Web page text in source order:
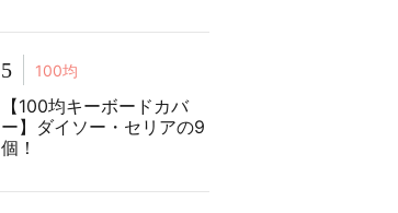
5 100均
【100均キーボードカバ
ー】ダイソー・セリアの9
個！